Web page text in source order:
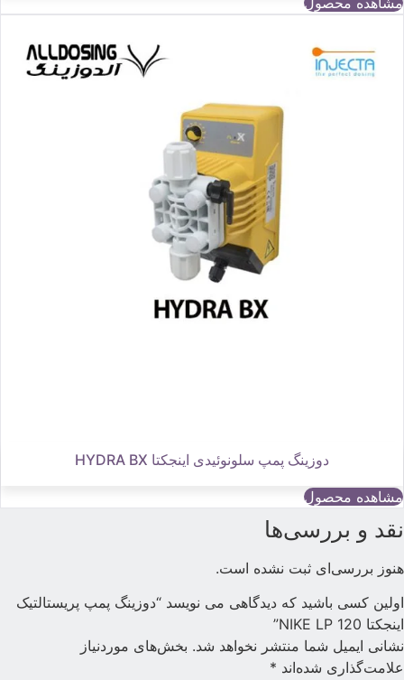
دوزینگ پمپ سلونوئیدی اینجکتا HYDRA BX
مشاهده محصول
نقد و بررسی‌ها
هنوز بررسی‌ای ثبت نشده است.
اولین کسی باشید که دیدگاهی می نویسد “دوزینگ پمپ پریستالتیک
اینجکتا NIKE LP 120”
نشانی ایمیل شما منتشر نخواهد شد. بخش‌های موردنیاز
علامت‌گذاری شده‌اند *